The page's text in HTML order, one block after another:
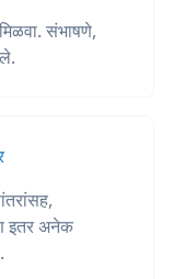
संभाषणे,
इतर अनेक